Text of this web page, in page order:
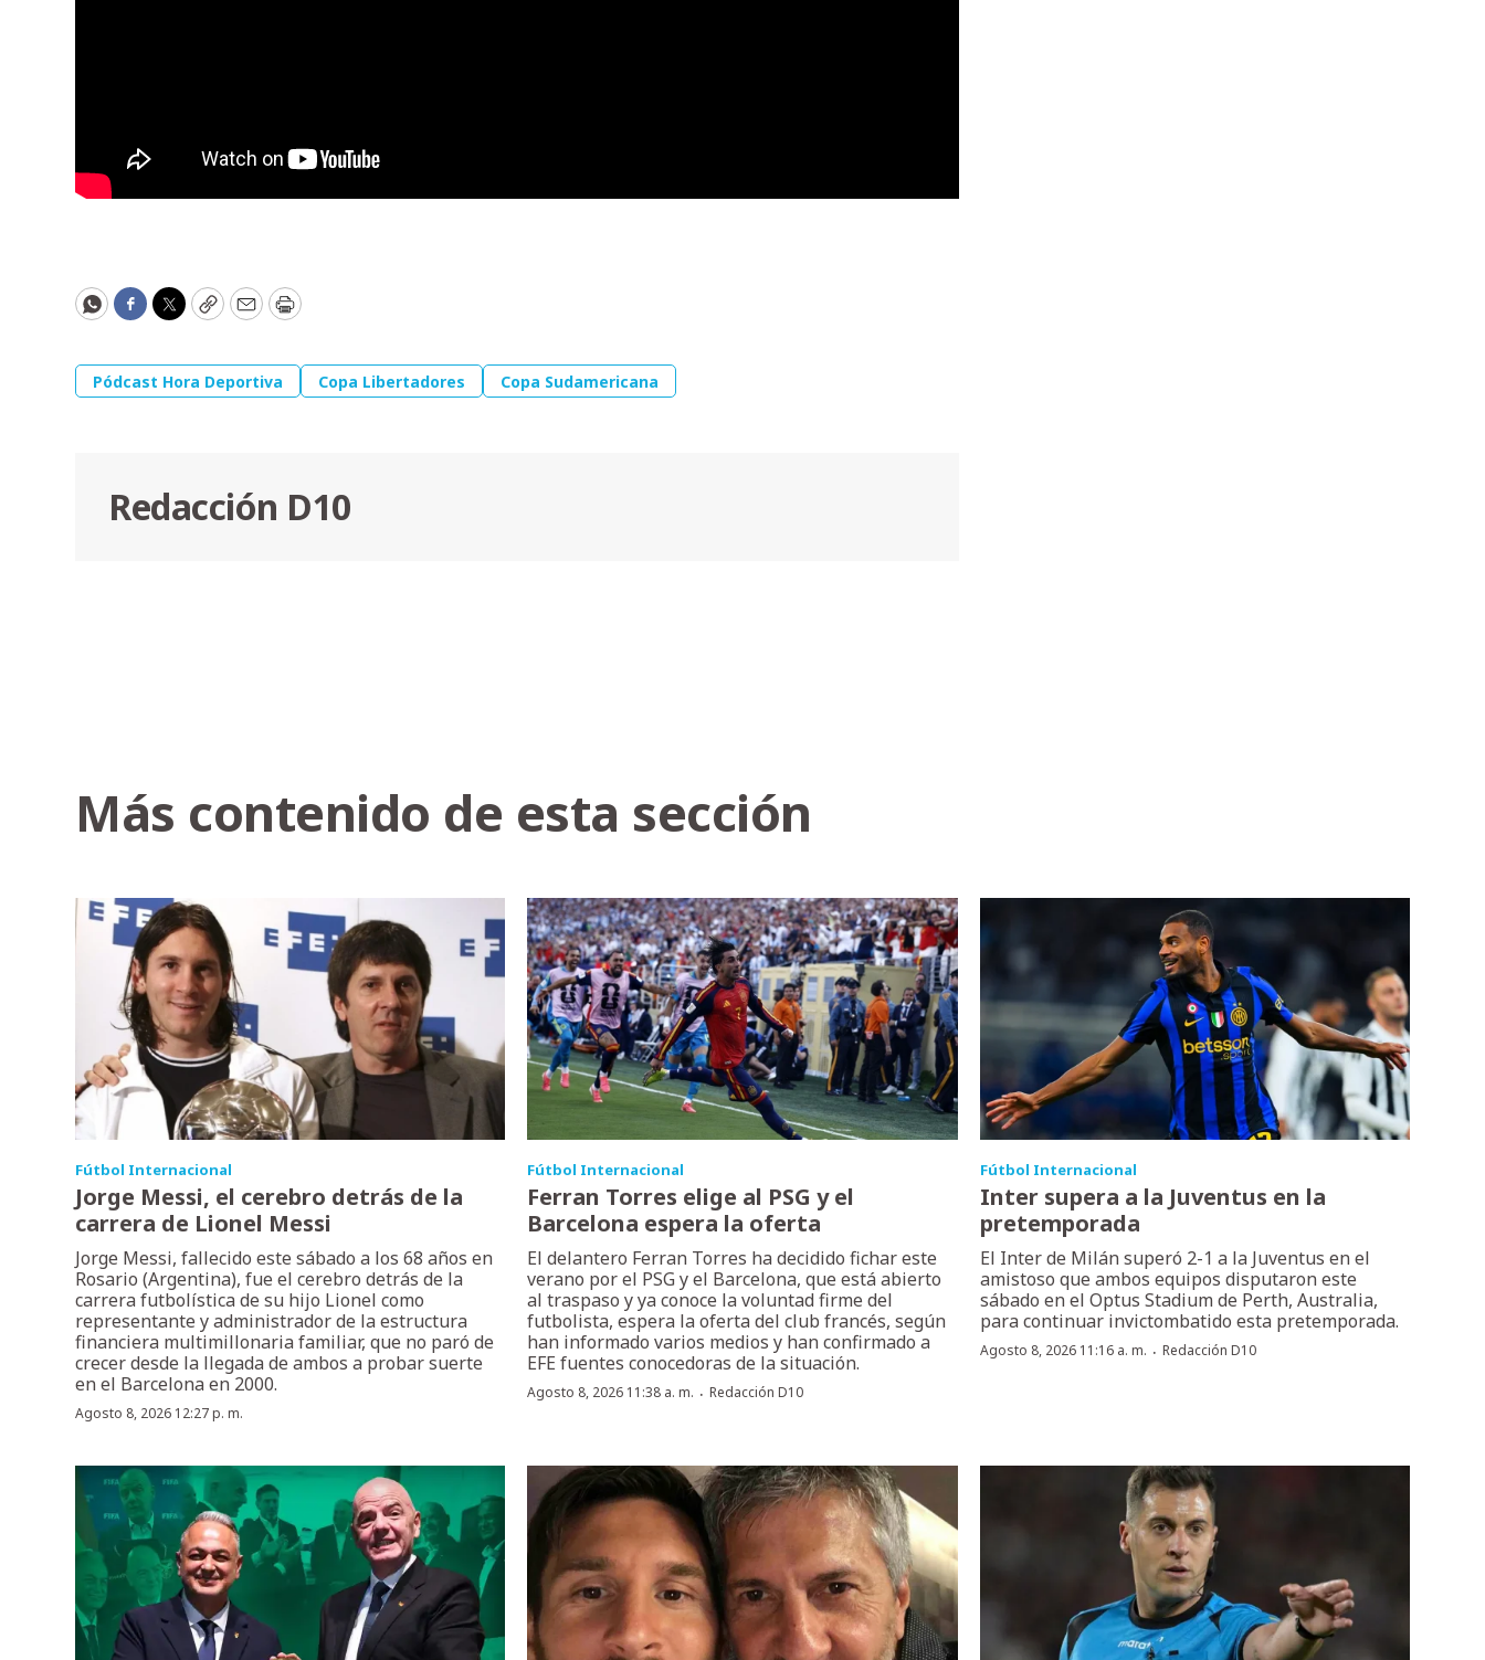
WhatsApp
Facebook
Twitter
CopyEmailPrint
Pódcast Hora Deportiva Copa Libertadores Copa Sudamericana
Redacción D10
Más contenido de esta sección
Fútbol Internacional
Jorge Messi, el cerebro detrás de la
carrera de Lionel Messi
Jorge Messi, fallecido este sábado a los 68 años en
Rosario (Argentina), fue el cerebro detrás de la
carrera futbolística de su hijo Lionel como
representante y administrador de la estructura
financiera multimillonaria familiar, que no paró de
crecer desde la llegada de ambos a probar suerte
en el Barcelona en 2000.
Agosto 8, 2026 12:27 p. m.
Fútbol Internacional
Ferran Torres elige al PSG y el
Barcelona espera la oferta
El delantero Ferran Torres ha decidido fichar este
verano por el PSG y el Barcelona, que está abierto
al traspaso y ya conoce la voluntad firme del
futbolista, espera la oferta del club francés, según
han informado varios medios y han confirmado a
EFE fuentes conocedoras de la situación.
Agosto 8, 2026 11:38 a. m. ·Redacción D10
Fútbol Internacional
Inter supera a la Juventus en la
pretemporada
El Inter de Milán superó 2-1 a la Juventus en el
amistoso que ambos equipos disputaron este
sábado en el Optus Stadium de Perth, Australia,
para continuar invictombatido esta pretemporada.
Agosto 8, 2026 11:16 a. m. · Redacción D10